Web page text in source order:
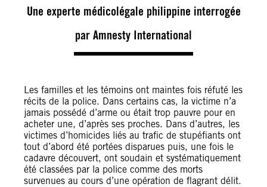
Une experte médicolégale philippine interrogée
par Amnesty International
Les familles et les témoins ont maintes fois réfuté les
récits de la police. Dans certains cas, la victime n’a
jamais possédé d’arme ou était trop pauvre pour en
acheter une, d’après ses proches. Dans d’autres, les
victimes d’homicides liés au trafic de stupéfiants ont
tout d’abord été portées disparues puis, une fois le
cadavre découvert, ont soudain et systématiquement
été classées par la police comme des morts
survenues au cours d’une opération de flagrant délit.